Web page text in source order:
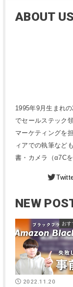
ABOUT US
1995年9月生まれ
でセールステック
マーケティングを
ィアでの執筆など
書・カメラ（α7C
NEW
おす
2022.11.20